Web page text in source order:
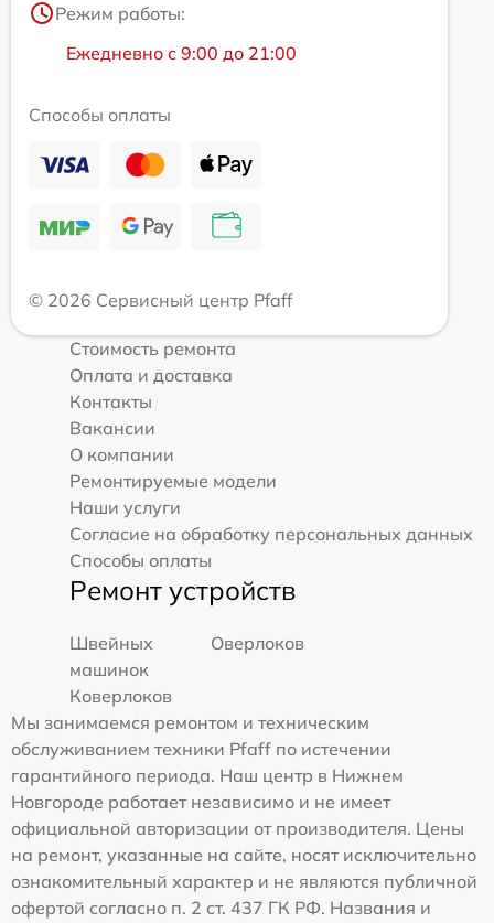
Режим работы:
Ежедневно с 9:00 до 21:00
Способы оплаты
© 2026 Сервисный центр Pfaff
Стоимость ремонта
Оплата и доставка
Контакты
Вакансии
О компании
Ремонтируемые модели
Наши услуги
Согласие на обработку персональных данных
Способы оплаты
Ремонт устройств
Швейных
машинок
Оверлоков
Коверлоков
Мы занимаемся ремонтом и техническим
обслуживанием техники Pfaff по истечении
гарантийного периода. Наш центр в Нижнем
Новгороде работает независимо и не имеет
официальной авторизации от производителя. Цены
на ремонт, указанные на сайте, носят исключительно
ознакомительный характер и не являются публичной
офертой согласно п. 2 ст. 437 ГК РФ. Названия и